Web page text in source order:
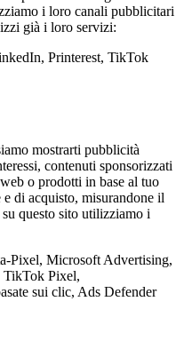
i loro canali pubblicitari
già i loro servizi:
Printerest, TikTok
mostrarti pubblicità
contenuti sponsorizzati
o prodotti in base al tuo
di acquisto, misurandone il
questo sito utilizziamo i
Pixel, Microsoft Advertising,
TikTok Pixel,
sui clic, Ads Defender